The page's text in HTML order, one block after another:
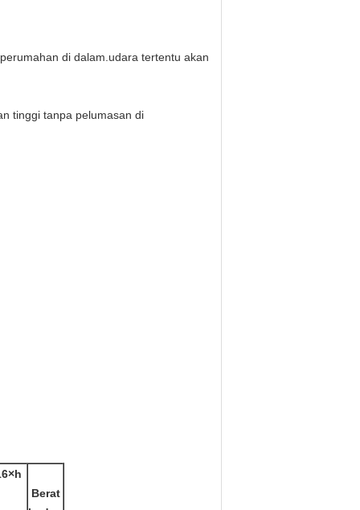
di dalam.udara tertentu akan
tinggi tanpa pelumasan di
Berat